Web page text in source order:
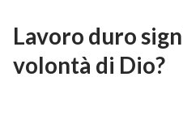
Lavoro duro
volontà di Dio?